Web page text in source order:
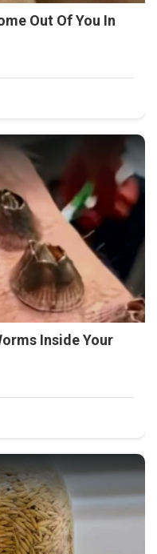
Out Of You In
Inside Your